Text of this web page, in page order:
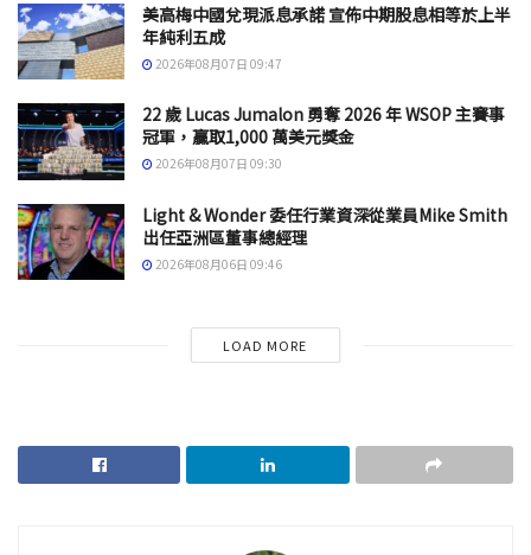
美高梅中國兌現派息承諾 宣佈中期股息相等於上半
年純利五成
2026年08月07日 09:47
22 歲 Lucas Jumalon 勇奪 2026 年 WSOP 主賽事
冠軍，贏取1,000 萬美元獎金
2026年08月07日 09:30
Light & Wonder 委任行業資深從業員Mike Smith
出任亞洲區董事總經理
2026年08月06日 09:46
LOAD MORE